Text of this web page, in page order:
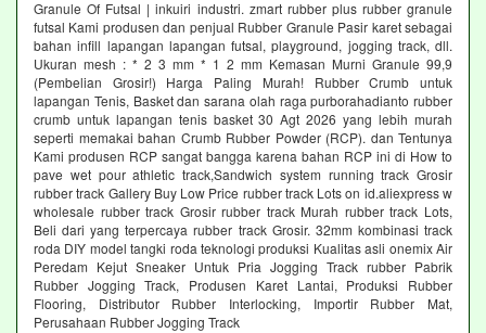
Granule Of Futsal | inkuiri industri. zmart rubber plus rubber granule
futsal Kami produsen dan penjual Rubber Granule Pasir karet sebagai
bahan infill lapangan lapangan futsal, playground, jogging track, dll.
Ukuran mesh : * 2 3 mm * 1 2 mm Kemasan Murni Granule 99,9
(Pembelian Grosir!) Harga Paling Murah! Rubber Crumb untuk
lapangan Tenis, Basket dan sarana olah raga purborahadianto rubber
crumb untuk lapangan tenis basket 30 Agt 2026 yang lebih murah
seperti memakai bahan Crumb Rubber Powder (RCP). dan Tentunya
Kami produsen RCP sangat bangga karena bahan RCP ini di How to
pave wet pour athletic track,Sandwich system running track Grosir
rubber track Gallery Buy Low Price rubber track Lots on id.aliexpress w
wholesale rubber track Grosir rubber track Murah rubber track Lots,
Beli dari yang terpercaya rubber track Grosir. 32mm kombinasi track
roda DIY model tangki roda teknologi produksi Kualitas asli onemix Air
Peredam Kejut Sneaker Untuk Pria Jogging Track rubber Pabrik
Rubber Jogging Track, Produsen Karet Lantai, Produksi Rubber
Flooring, Distributor Rubber Interlocking, Importir Rubber Mat,
Perusahaan Rubber Jogging Track